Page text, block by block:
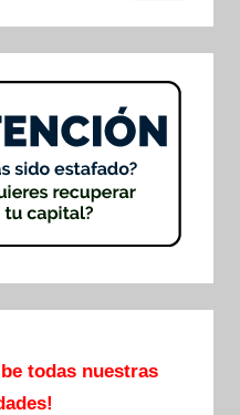
todas nuestras